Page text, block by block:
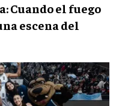
Cuando el fuego
escena del